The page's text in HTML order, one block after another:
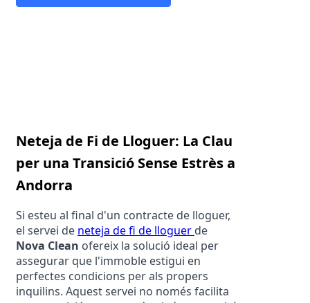
Neteja de Fi de Lloguer: La Clau
per una Transició Sense Estrès a
Andorra
Si esteu al final d'un contracte de lloguer,
el servei de neteja de fi de lloguer
Nova Clean ofereix la solució ideal per
assegurar que l'immoble estigui en
perfectes condicions per als propers
inquilins. Aquest servei no només facilita